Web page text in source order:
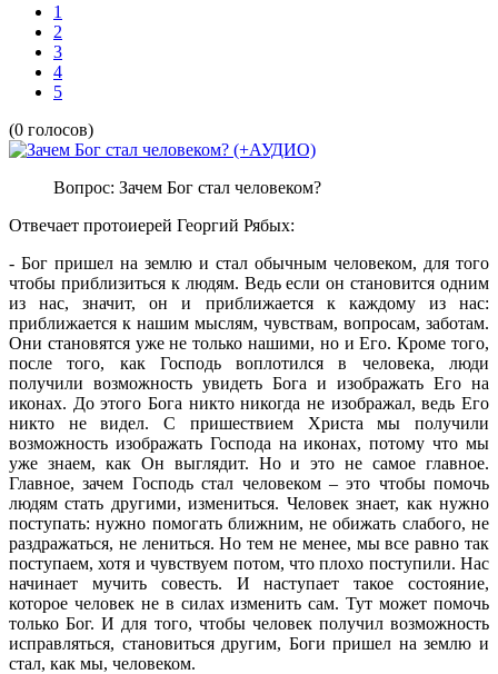
1
2
3
4
5
(0 голосов)
Вопрос: Зачем Бог стал человеком?
Отвечает протоиерей Георгий Рябых:
- Бог пришел на землю и стал обычным человеком, для того
чтобы приблизиться к людям. Ведь если он становится одним
из нас, значит, он и приближается к каждому из нас:
приближается к нашим мыслям, чувствам, вопросам, заботам.
Они становятся уже не только нашими, но и Его. Кроме того,
после того, как Господь воплотился в человека, люди
получили возможность увидеть Бога и изображать Его на
иконах. До этого Бога никто никогда не изображал, ведь Его
никто не видел. С пришествием Христа мы получили
возможность изображать Господа на иконах, потому что мы
уже знаем, как Он выглядит. Но и это не самое главное.
Главное, зачем Господь стал человеком – это чтобы помочь
людям стать другими, измениться. Человек знает, как нужно
поступать: нужно помогать ближним, не обижать слабого, не
раздражаться, не лениться. Но тем не менее, мы все равно так
поступаем, хотя и чувствуем потом, что плохо поступили. Нас
начинает мучить совесть. И наступает такое состояние,
которое человек не в силах изменить сам. Тут может помочь
только Бог. И для того, чтобы человек получил возможность
исправляться, становиться другим, Боги пришел на землю и
стал, как мы, человеком.